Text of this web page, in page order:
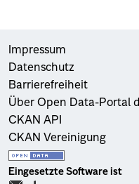
Impressum
Datenschutz
Barrierefreiheit
Über Open Data-Portal
CKAN API
CKAN Vereinigung
Eingesetzte Software ist